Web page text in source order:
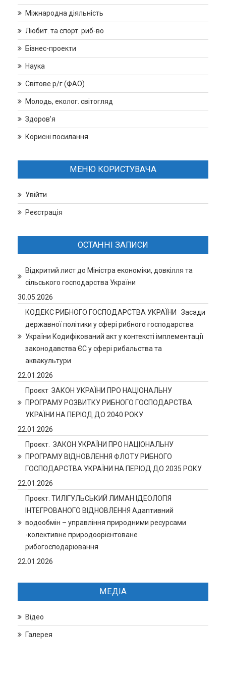
Міжнародна діяльність
Любит. та спорт. риб-во
Бізнес-проекти
Наука
Світове р/г (ФАО)
Молодь, еколог. світогляд
Здоров’я
Корисні посилання
МЕНЮ КОРИСТУВАЧА
Увійти
Реєстрація
ОСТАННІ ЗАПИСИ
Відкритий лист до Міністра економіки, довкілля та
сільського господарства України
30.05.2026
КОДЕКС РИБНОГО ГОСПОДАРСТВА УКРАЇНИ Засади
державної політики у сфері рибного господарства
України Кодифікований акт у контексті імплементації
законодавства ЄС у сфері рибальства та
аквакультури
22.01.2026
Проєкт ЗАКОН УКРАЇНИ ПРО НАЦІОНАЛЬНУ
ПРОГРАМУ РОЗВИТКУ РИБНОГО ГОСПОДАРСТВА
УКРАЇНИ НА ПЕРІОД ДО 2040 РОКУ
22.01.2026
Проєкт. ЗАКОН УКРАЇНИ ПРО НАЦІОНАЛЬНУ
ПРОГРАМУ ВІДНОВЛЕННЯ ФЛОТУ РИБНОГО
ГОСПОДАРСТВА УКРАЇНИ НА ПЕРІОД ДО 2035 РОКУ
22.01.2026
Проєкт. ТИЛІГУЛЬСЬКИЙ ЛИМАН ІДЕОЛОГІЯ
ІНТЕГРОВАНОГО ВІДНОВЛЕННЯ Адаптивний
водообмін – управління природними ресурсами
-колективне природоорієнтоване
рибогосподарювання
22.01.2026
МЕДІА
Відео
Галерея